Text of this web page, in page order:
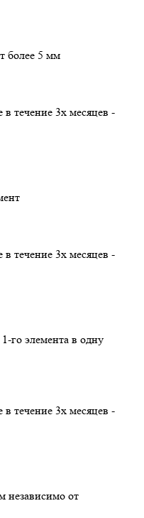
более 5 мм
в течение 3х месяцев -
в течение 3х месяцев -
го элемента в одну
в течение 3х месяцев -
независимо от